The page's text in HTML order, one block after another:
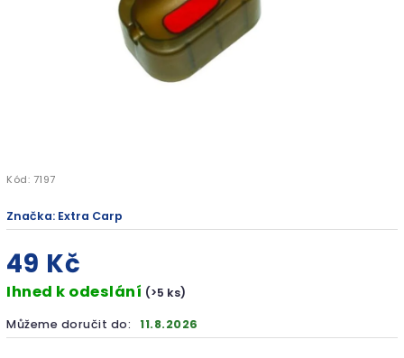
Kód: 7197
Značka: Extra Carp
49 Kč
Ihned k odeslání (>5 ks)
Můžeme doručit do: 11.8.2026